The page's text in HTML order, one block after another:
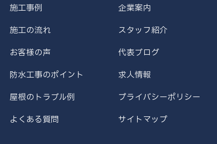
施工事例
施工の流れ
お客様の声
防水工事のポイント
屋根のトラブル例
よくある質問
企業案内
スタッフ紹介
代表ブログ
求人情報
プライバシーポリシー
サイトマップ